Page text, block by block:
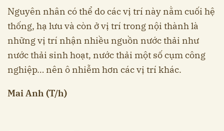
Nguyên nhân có thể do các vị trí này nằm cuối hệ
thống, hạ lưu và còn ở vị trí trong nội thành là
những vị trí nhận nhiều nguồn nước thải như
nước thải sinh hoạt, nước thải một số cụm công
nghiệp… nên ô nhiễm hơn các vị trí khác.
Mai Anh (T/h)